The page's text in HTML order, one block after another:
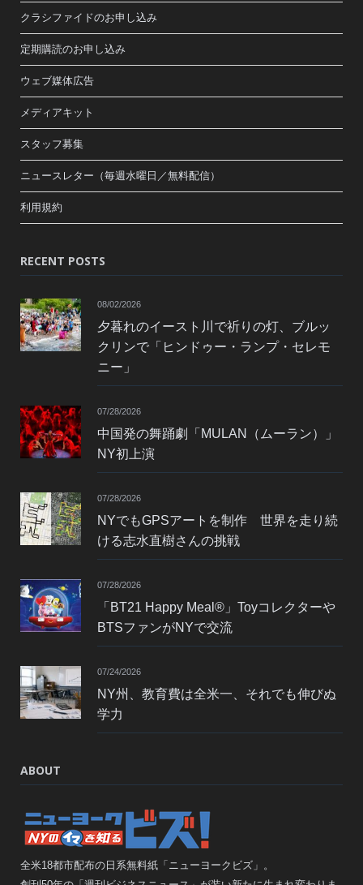
クラシファイドのお申し込み
定期購読のお申し込み
ウェブ媒体広告
メディアキット
スタッフ募集
ニュースレター（毎週水曜日／無料配信）
利用規約
RECENT POSTS
08/02/2026
夕暮れのイースト川で祈りの灯、ブルッ
クリンで「ヒンドゥー・ランプ・セレモ
ニー」
07/28/2026
中国発の舞踊劇「MULAN（ムーラン）」
NY初上演
07/28/2026
NYでもGPSアートを制作 世界を走り続
ける志水直樹さんの挑戦
07/28/2026
「BT21 Happy Meal®」Toyコレクターや
BTSファンがNYで交流
07/24/2026
NY州、教育費は全米一、それでも伸びぬ
学力
ABOUT
全米18都市配布の日系無料紙「ニューヨークビズ」。